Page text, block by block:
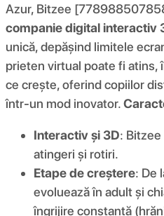
Azur, Bitzee
companie digital interactiv
unică, depășind limitele
prieten virtual poate fi atins,
ce crește, oferind copiilor
într-un mod inovator.
Interactiv și 3D:
atingeri și rotiri.
Etape de creștere: De
evoluează în adult și
îngrijire constantă